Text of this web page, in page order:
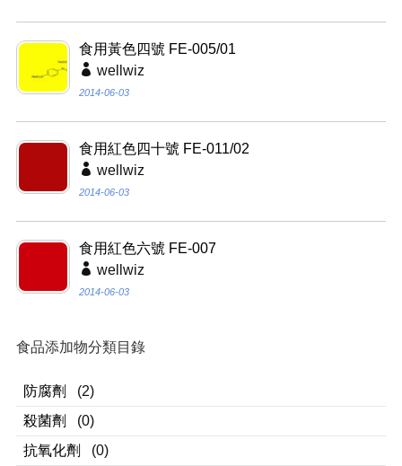
食用黃色四號 FE-005/01
wellwiz
2014-06-03
食用紅色四十號 FE-011/02
wellwiz
2014-06-03
食用紅色六號 FE-007
wellwiz
2014-06-03
食品添加物分類目錄
防腐劑
(2)
殺菌劑
(0)
抗氧化劑
(0)